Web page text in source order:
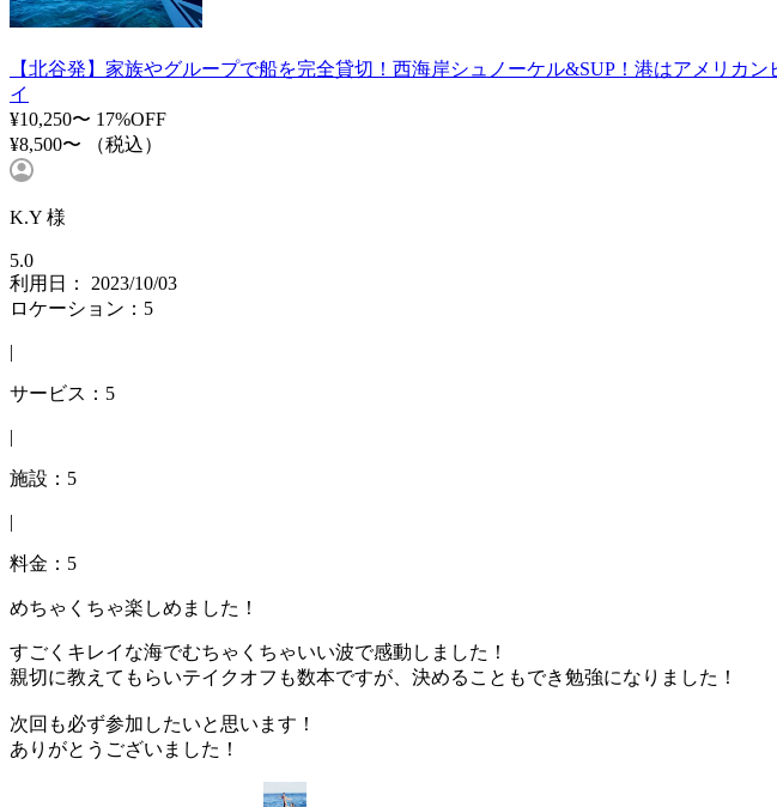
【北谷発】家族やグループで船を完全貸切！西海岸シュノーケル&SUP！港はアメリカ
イ
¥10,250〜 17%OFF
¥8,500〜
（税込）
K.Y 様
5.0
利用日： 2023/10/03
ロケーション：5
|
サービス：5
|
施設：5
|
料金：5
めちゃくちゃ楽しめました！
すごくキレイな海でむちゃくちゃいい波で感動しました！
親切に教えてもらいテイクオフも数本ですが、決めることもでき勉強になりました！
次回も必ず参加したいと思います！
ありがとうございました！